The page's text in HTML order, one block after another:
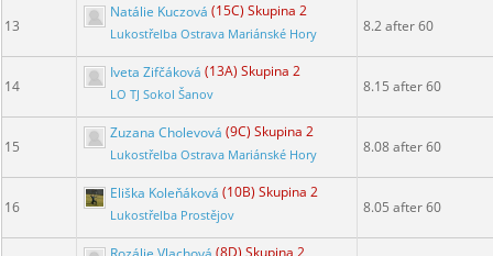
13
Natálie Kuczová (15C) Skupina 2
Lukostřelba Ostrava Mariánské Hory 8.2 after 60
14
Iveta Zifčáková (13A) Skupina 2
LO TJ Sokol Šanov 8.15 after 60
15
Zuzana Cholevová (9C) Skupina 2
Lukostřelba Ostrava Mariánské Hory 8.08 after 60
16
Eliška Koleňáková (10B) Skupina 2
Lukostřelba Prostějov 8.05 after 60